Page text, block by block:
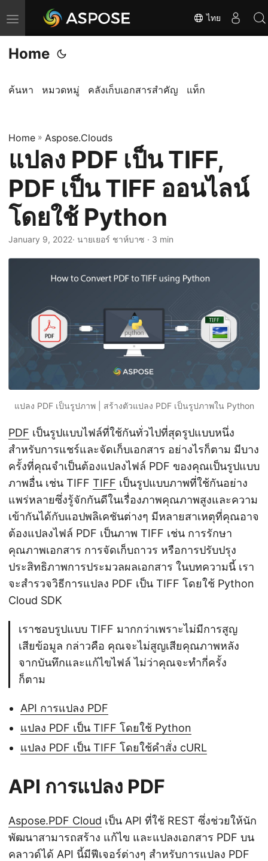
T
o
g
l
a
v
i
g
a
i
o
ไทย
Home
ค้นหา หมวดหมู่ คลังเก็บเอกสารสำคัญ แท็ก
Home » Aspose.Clouds
แปลง PDF เป็น TIFF,
PDF เป็น TIFF ออนไลน์
โดยใช้ Python
January 9, 2022· นายเยอร์ ชาห์บาซ · 3 min
แปลง PDF เป็นรูปภาพ | สร้างตัวแปลง PDF เป็นรูปภาพใน Python
PDF เป็นรูปแบบไฟล์ที่ใช้กันทั่วไปที่สุดรูปแบบหนึ่ง
สำหรับการแชร์และจัดเก็บเอกสาร อย่างไรก็ตาม มีบาง
ครั้งที่คุณจำเป็นต้องแปลงไฟล์ PDF ของคุณเป็นรูปแบบ
ภาพอื่น เช่น TIFF TIFF เป็นรูปแบบภาพที่ใช้กันอย่าง
แพร่หลายซึ่งรู้จักกันดีในเรื่องภาพคุณภาพสูงและความ
เข้ากันได้กับแอปพลิเคชันต่างๆ มีหลายสาเหตุที่คุณอาจ
ต้องแปลงไฟล์ PDF เป็นภาพ TIFF เช่น การรักษา
คุณภาพเอกสาร การจัดเก็บถาวร หรือการปรับปรุง
ประสิทธิภาพการประมวลผลเอกสาร ในบทความนี้ เรา
จะสำรวจวิธีการแปลง PDF เป็น TIFF โดยใช้ Python
Cloud SDK
เราชอบรูปแบบ TIFF มากกว่าเพราะไม่มีการสูญ
เสียข้อมูล กล่าวคือ คุณจะไม่สูญเสียคุณภาพหลัง
จากบันทึกและแก้ไขไฟล์ ไม่ว่าคุณจะทำกี่ครั้ง
ก็ตาม
API การแปลง PDF
แปลง PDF เป็น TIFF โดยใช้ Python
แปลง PDF เป็น TIFF โดยใช้คำสั่ง cURL
API การแปลง PDF
Aspose.PDF Cloud เป็น API ที่ใช้ REST ซึ่งช่วยให้นัก
พัฒนาสามารถสร้าง แก้ไข และแปลงเอกสาร PDF บน
คลาวด์ได้ API นี้มีฟีเจอร์ต่างๆ สำหรับการแปลง PDF